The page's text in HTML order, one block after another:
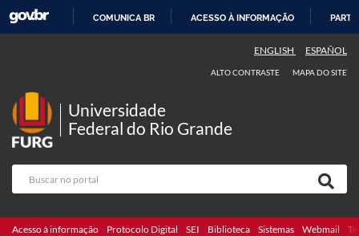
COMUNICA BR ACESSO À INFORMAÇÃO
ENGLISH ESPAÑOL
ALTO CONTRASTE MAPA DO SITE
Universidade
Federal do Rio Grande
Acesso à informação Protocolo Digital SEI Biblioteca Sistemas Webmail